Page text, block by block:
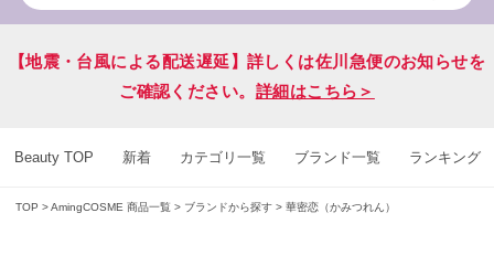
【地震・台風による配送遅延】詳しくは佐川急便のお知らせを
ご確認ください。 詳細はこちら＞
Beauty TOP 新着 カテゴリ一覧 ブランド一覧 ランキング
TOP AmingCOSME 商品一覧 ブランドから探す 華密恋（かみつれん）